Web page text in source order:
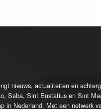
nieuws, actualiteiten en
Saba, Sint Eustatius en Sint
in Nederland. Met een netwerk